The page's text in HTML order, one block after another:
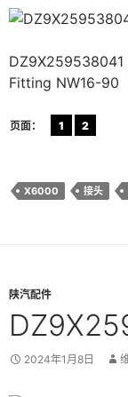
DZ9X259538041
Fitting NW16-90
页面： 1 2
X6000 接头
陕汽配件
2024年1月8日